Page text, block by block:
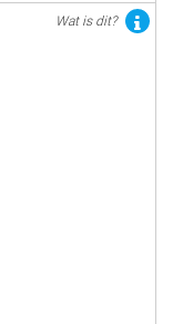
Wat is dit?